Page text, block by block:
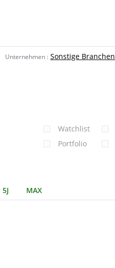
Unternehmen : Sonstige Branchen
Watchlist
Portfolio
5J MAX